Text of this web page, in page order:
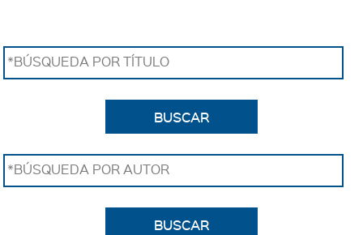
*BÚSQUEDA POR TÍTULO
BUSCAR
*BÚSQUEDA POR AUTOR
BUSCAR